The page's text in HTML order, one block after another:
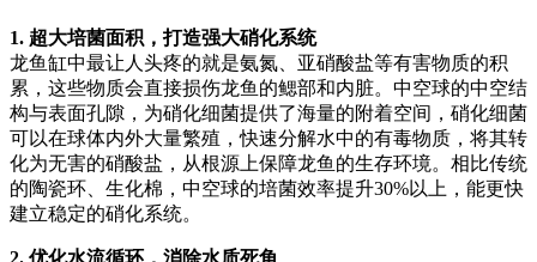
1. 超大培菌面积，打造强大硝化系统
龙鱼缸中最让人头疼的就是氨氮、亚硝酸盐等有害物质的积
累，这些物质会直接损伤龙鱼的鳃部和内脏。中空球的中空结
构与表面孔隙，为硝化细菌提供了海量的附着空间，硝化细菌
可以在球体内外大量繁殖，快速分解水中的有毒物质，将其转
化为无害的硝酸盐，从根源上保障龙鱼的生存环境。相比传统
的陶瓷环、生化棉，中空球的培菌效率提升30%以上，能更快
建立稳定的硝化系统。
2. 优化水流循环，消除水质死角